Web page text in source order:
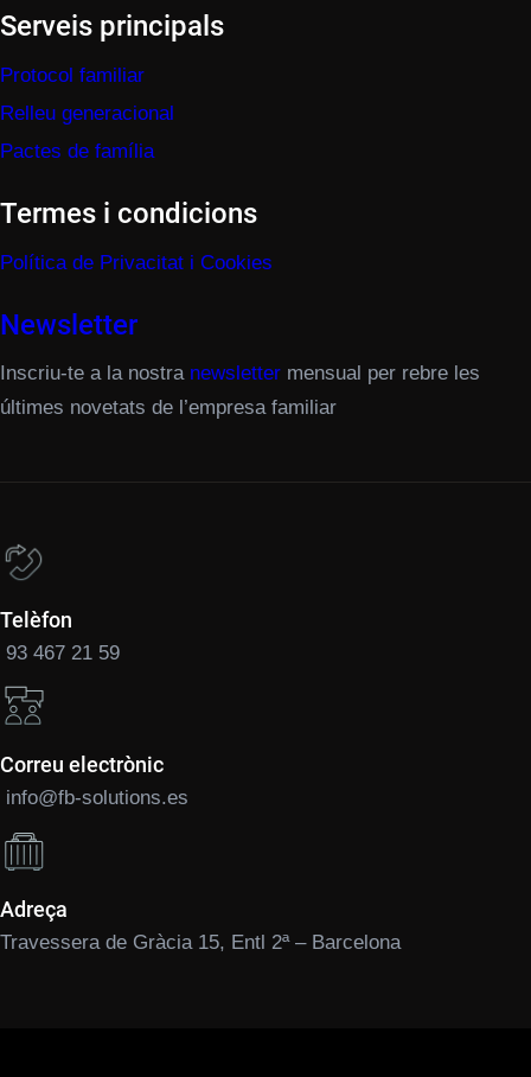
Serveis principals
Protocol familiar
Relleu generacional
Pactes de família
Termes i condicions
Política de Privacitat i Cookies
Newsletter
Inscriu-te a la nostra newsletter mensual per rebre les
últimes novetats de l’empresa familiar
Telèfon
93 467 21 59
Correu electrònic
info@fb-solutions.es
Adreça
Travessera de Gràcia 15, Entl 2ª – Barcelona